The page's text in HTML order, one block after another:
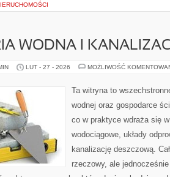
WODNA I
LUT - 27 - 2026 MOŻLIWOŚĆ
Ta witryna to
wodnej oraz gospodarce
co w praktyce wdraża się
wodociągowe, układy
kanalizację deszczową.
rzeczowy, ale